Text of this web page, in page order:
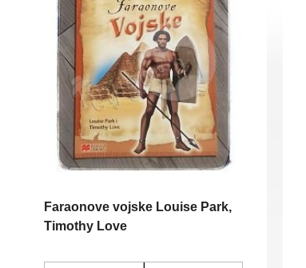
Faraonove vojske Louise Park,
Timothy Love